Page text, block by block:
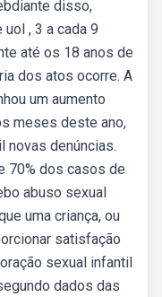
disso,
, 3 a cada 9
até os 18 anos de
dos atos ocorre. A
um aumento
meses deste ano,
novas denúncias.
70% dos casos de
abuso sexual
uma criança, ou
satisfação
sexual infantil
dados das